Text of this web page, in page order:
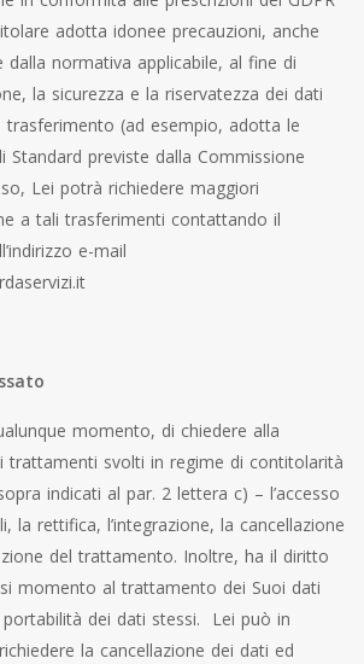
adotta idonee precauzioni, anche
dalla normativa applicabile, al fine di
la sicurezza e la riservatezza dei dati
(ad esempio, adotta le
Standard previste dalla Commissione
Lei potrà richiedere maggiori
a tali trasferimenti contattando il
e-mail
momento, di chiedere alla
trattamenti svolti in regime di contitolarità
indicati al par. 2 lettera c) – l’accesso
la rettifica, l’integrazione, la cancellazione
del trattamento. Inoltre, ha il diritto
momento al trattamento dei Suoi dati
dei dati stessi. Lei può in
la cancellazione dei dati ed